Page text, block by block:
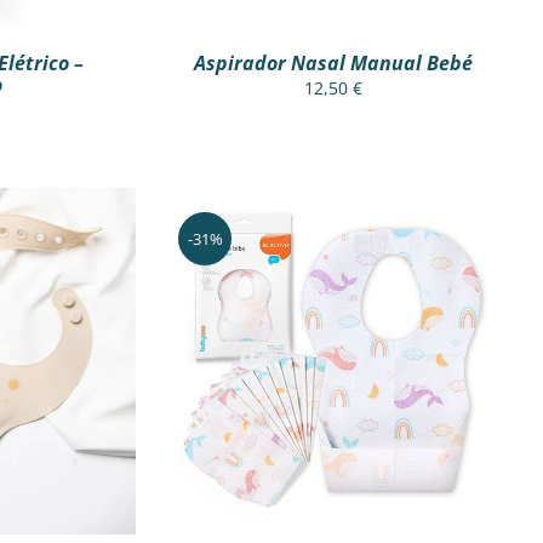
–
Aspirador Nasal Manual Bebé
12,50 €
RÁPIDO
-31%
ADICIONAR / VER RÁPIDO